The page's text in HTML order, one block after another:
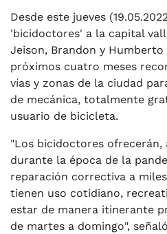
Desde este jueves
'bicidoctores' a la capital
Jeison, Brandon y
próximos cuatro meses
vías y zonas de la ciudad
de mecánica, totalmente
usuario de bicicleta.
"Los bicidoctores ofrecerán,
durante la época de la
reparación correctiva a
tienen uso cotidiano,
estar de manera itinerante
de martes a domingo",